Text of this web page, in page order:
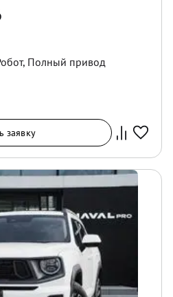
, Полный привод
заявку